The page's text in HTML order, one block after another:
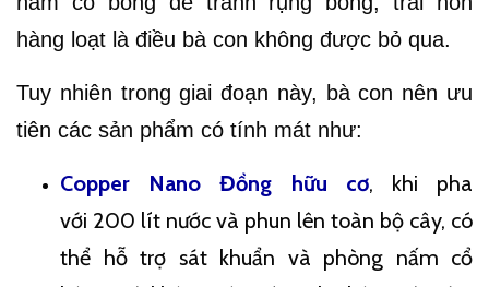
hàng loạt là điều bà con không được bỏ qua.
Tuy nhiên trong giai đoạn này, bà con nên ưu
tiên các sản phẩm có tính mát như:
Copper Nano Đồng hữu cơ, khi pha
với 200 lít nước và phun lên toàn bộ cây, có
thể hỗ trợ sát khuẩn và phòng nấm cổ